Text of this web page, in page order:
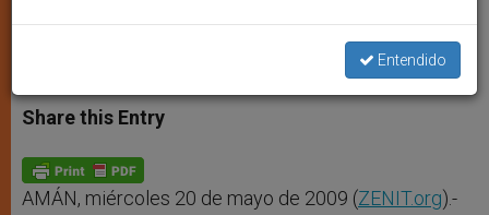
ARTE Y CULTURA
a
t
s
p
p
s
s
e
g
e
r
c
e
b
o
k
i a
Share this Entry
AMÁN, miércoles 20 de mayo de 2009 (ZENIT.org).-
Entendido